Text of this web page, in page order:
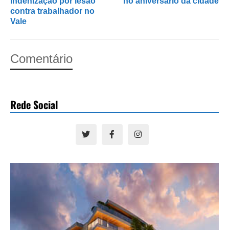
contra trabalhador no
Vale
Comentário
Rede Social